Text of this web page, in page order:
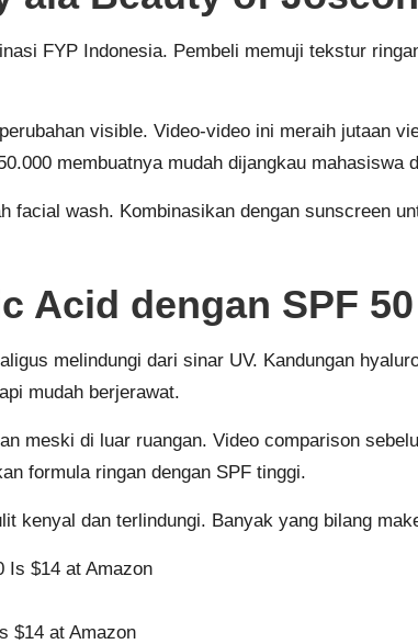
FYP Indonesia. Pembeli memuji tekstur
visible. Video-video ini meraih jutaan
membuatnya mudah dijangkau mahasiswa
facial wash. Kombinasikan dengan sunscreen
Acid dengan SPF 50
melindungi dari sinar UV. Kandungan
mudah berjerawat.
meski di luar ruangan. Video comparison
formula ringan dengan SPF tinggi.
kenyal dan terlindungi. Banyak yang bilang
$14 at Amazon